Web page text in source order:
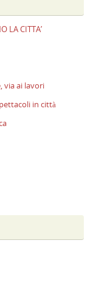
LA CITTA’
via ai lavori
in città